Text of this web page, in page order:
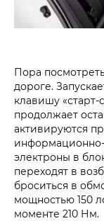
Пора
дороге.
клавишу
продолжает
активируются
электроны в
переходят в
броситься в
мощностью 150
моменте 210 Нм.